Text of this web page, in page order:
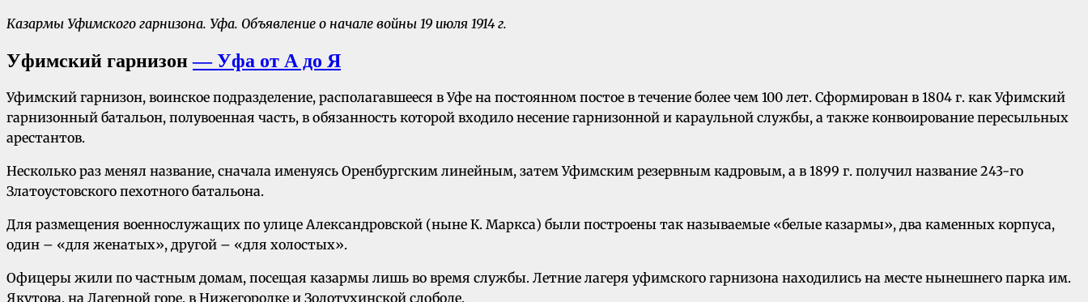
Казармы Уфимского гарнизона. Уфа. Объявление о начале войны 19 июля 1914 г.
Уфимский гарнизон— Уфа от А до Я
Уфимский гарнизон, воинское подразделение, располагавшееся в Уфе на постоянном постое в течение более чем 100 лет. Сформирован в 1804 г. как Уфимский
гарнизонный батальон, полувоенная часть, в обязанность которой входило несение гарнизонной и караульной службы, а также конвоирование пересыльных
арестантов.
Несколько раз менял название, сначала именуясь Оренбургским линейным, затем Уфимским резервным кадровым, а в 1899 г. получил название 243-го
Златоустовского пехотного батальона.
Для размещения военнослужащих по улице Александровской (ныне К. Маркса) были построены так называемые «белые казармы», два каменных корпуса,
один – «для женатых», другой – «для холостых».
Офицеры жили по частным домам, посещая казармы лишь во время службы. Летние лагеря уфимского гарнизона находились на месте нынешнего парка им.
Якутова, на Лагерной горе, в Нижегородке и Золотухинской слободе.